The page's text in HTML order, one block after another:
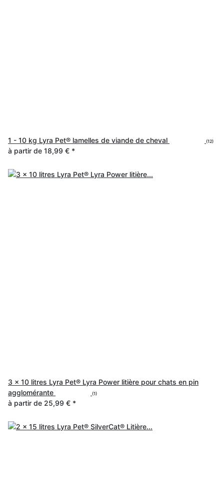
1 - 10 kg Lyra Pet® lamelles de viande de cheval (12)
à partir de 18,99 € *
3 x 10 litres Lyra Pet® Lyra Power litière pour chats en pin
agglomérante
(1)
à partir de 25,99 € *